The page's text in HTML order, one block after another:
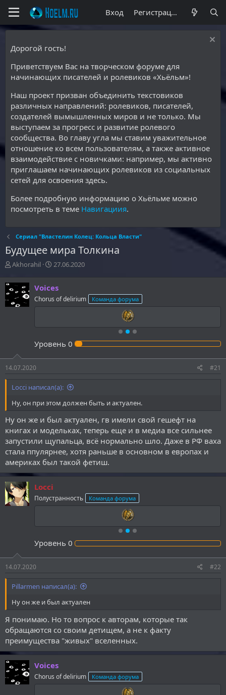
Вход Регистрация
Дорогой гость!
Приветствуем Вас на творческом форуме для
начинающих писателей и ролевиков «Хьёльм»!
Наш проект призван объединить текстовиков
различных направлений: ролевиков, писателей,
создателей вымышленных миров и не только. Мы
выступаем за прогресс и развитие ролевого
сообщества. Во главу угла мы ставим уважительное
отношение ко всем пользователям, а также активное
взаимодействие с новичками: например, мы активно
приглашаем начинающих ролевиков из социальных
сетей для освоения здесь.
Более подробную информацию о Хьёльме можно
посмотреть в теме Навигациия.
Сериал "Властелин Колец: Кольца Власти"
Будущее мира Толкина
А
т
о
р
т
Akhorahil
Д
а
н
а
а
а
27.06.2020
Voices
Chorus of delirium Команда форума
Уровень 0
14.07.2020 #21
Locci написал(а):
Ну, он при этом должен быть и актуален.
Ну он же и был актуален, гв имели свой гешефт на
книгах и модельках, теперь еще и в медиа все сильнее
запустили щупальца, всё нормально шло. Даже в РФ ваха
стала ппулярнее, хотя раньше в основном в европах и
америках был такой фетиш.
Locci
Полустранность Команда форума
Уровень 0
14.07.2020 #22
Pillarmen написал(а):
Ну он же и был актуален
Я понимаю. Но то вопрос к авторам, которые так
обращаются со своим детищем, а не к факту
преимущества "живых" вселенных.
Voices
Chorus of delirium Команда форума